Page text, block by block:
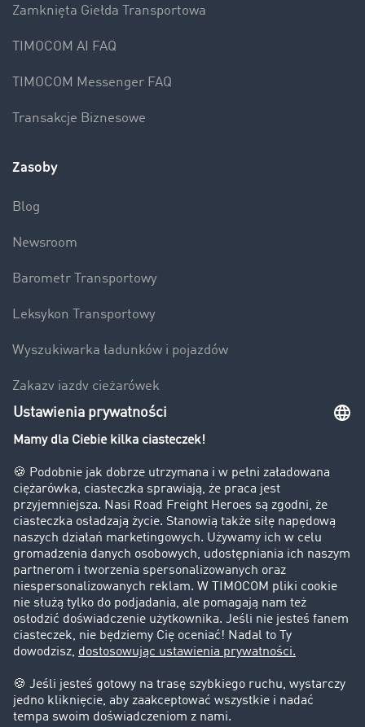
Zamknięta Giełda Transportowa
TIMOCOM AI FAQ
TIMOCOM Messenger FAQ
Transakcje Biznesowe
Zasoby
Blog
Newsroom
Barometr Transportowy
Leksykon Transportowy
Wyszukiwarka ładunków i pojazdów
Zakazy jazdy ciężarówek
Bezpieczeństwo
Firma
Historie sukcesu
Klienci pozyskują nowych klientów
Informacje prawne
Impressum
OWU
Ochrona danych